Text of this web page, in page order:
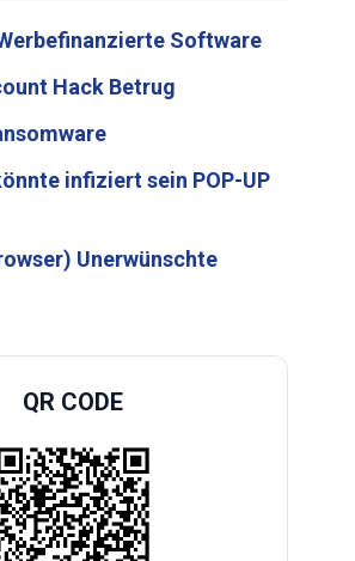
Software
Hack Betrug
infiziert sein POP-UP
Unerwünschte
QR CODE